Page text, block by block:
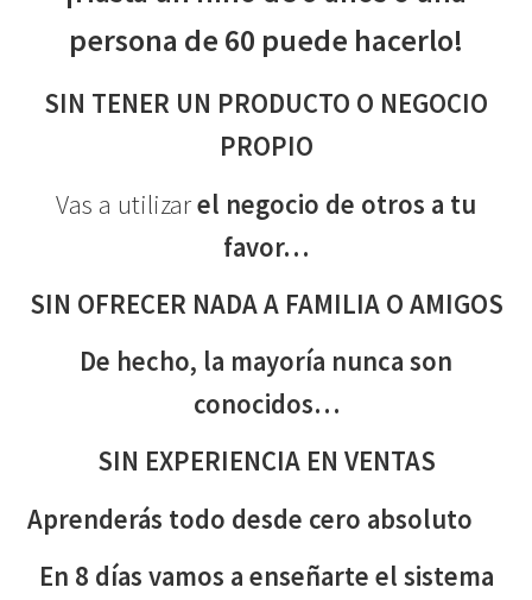
persona de 60 puede hacerlo!
SIN TENER UN PRODUCTO O NEGOCIO
PROPIO
Vas a utilizarel negocio de otros a tu
favor…
SIN OFRECER NADAA FAMILIA O AMIGOS
De hecho, la mayoría nunca son
conocidos…
SIN EXPERIENCIA EN VENTAS
Aprenderás todo desde cero absoluto
En 8 días vamos a enseñarte el sistema